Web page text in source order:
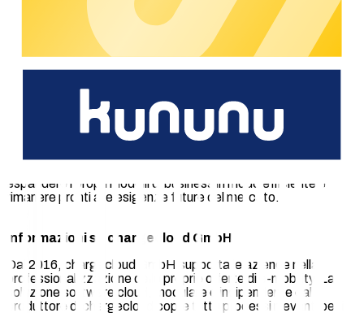
Servizi e innovazione per l’e-mobility
Con l’aggiunta di Lemonflow.ai, chargecloud rafforza il proprio
portfolio di servizi specializzati integrabili direttamente
nell’ecosistema chargecloud. Il Marketplace offre ai clienti
enterprise un accesso centralizzato a soluzioni validate che
supportano sistematicamente la gestione, la scalabilità e
l’evoluzione delle loro infrastrutture di ricarica. Combinando un
sistema operativo con soluzioni partner, chargecloud crea
espandere i propri modelli di business in modo efficiente e
rimanere pronti alle esigenze future del mercato.
Informazioni su chargecloud GmbH
Dal 2016, chargecloud GmbH supporta le aziende nella
professionalizzazione delle proprie offerte di e-mobility. La
soluzione software cloud, modulare e indipendente dal
produttore di chargecloud copre tutti i processi rilevanti per i